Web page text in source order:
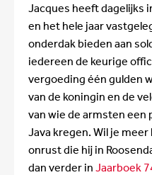
Jacques heeft dagelijks
en het hele jaar
onderdak bieden aan
iedereen de keurige
vergoeding één gulden
van de koningin en de
van wie de armsten een
Java kregen. Wil je
onrust die hij in
dan verder in Jaarboek